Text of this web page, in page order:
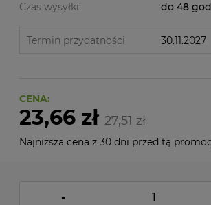
Czas wysyłki:
do 48
Termin przydatności 30.11.2027
CENA:
23,66 zł 27,51 zł
Najniższa cena z 30 dni przed tą
-